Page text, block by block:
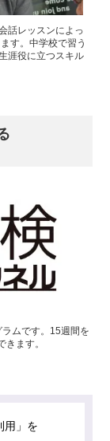
話レッスンによっ
す。中学校で習う
涯役に立つスキル
ムです。15週間を
きます。
用」を